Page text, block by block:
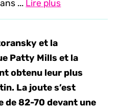
... Lire plus
et la
Patty Mills et la
obtenu leur plus
La joute s’est
de 82-70 devant une